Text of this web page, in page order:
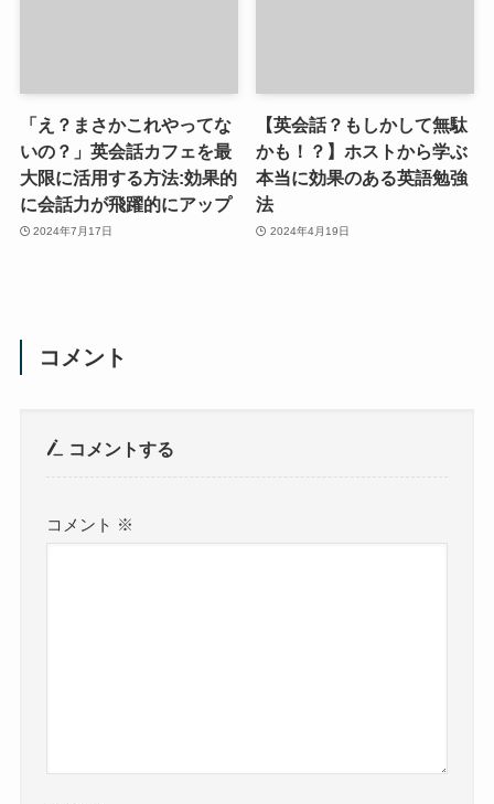
「え？まさかこれやってな
いの？」英会話カフェを最
大限に活用する方法:効果的
に会話力が飛躍的にアップ
2024年7月17日
【英会話？もしかして無駄
かも！？】ホストから学ぶ
本当に効果のある英語勉強
法
2024年4月19日
コメント
コメントする
コメント ※